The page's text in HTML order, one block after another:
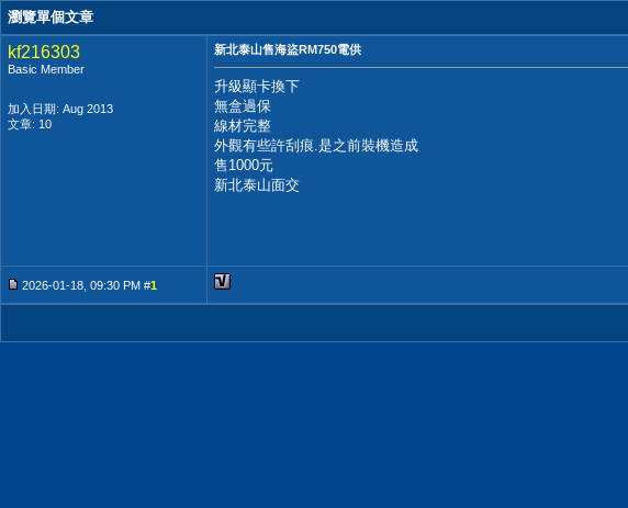
瀏覽單個文章
kf216303
Basic Member
加入日期: Aug 2013
文章: 10
新北泰山售海盜RM750電供
升級顯卡換下
無盒過保
線材完整
外觀有些許刮痕.是之前裝機造成
售1000元
新北泰山面交
2026-01-18, 09:30 PM #1